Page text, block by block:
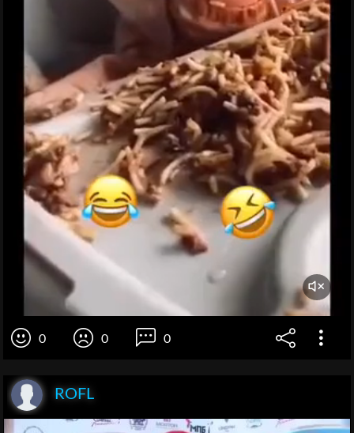
0 0 0
ROFL